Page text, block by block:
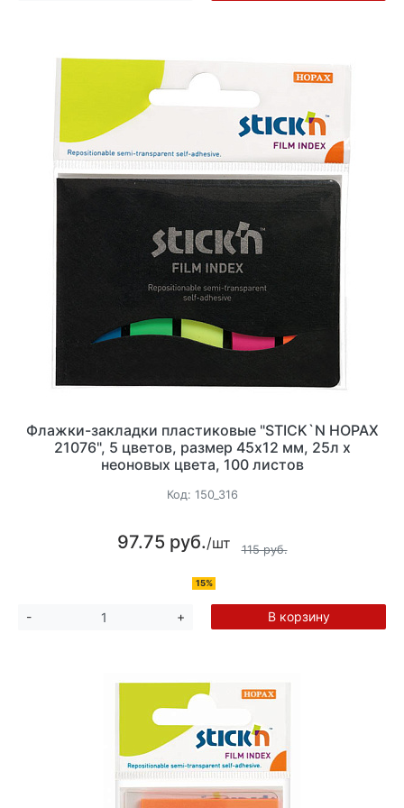
Флажки-закладки пластиковые "STICK`N HOPAX
21076", 5 цветов, размер 45х12 мм, 25л х
неоновых цвета, 100 листов
Код: 150_316
97.75 руб./шт 115 руб.
15%
- + В корзину